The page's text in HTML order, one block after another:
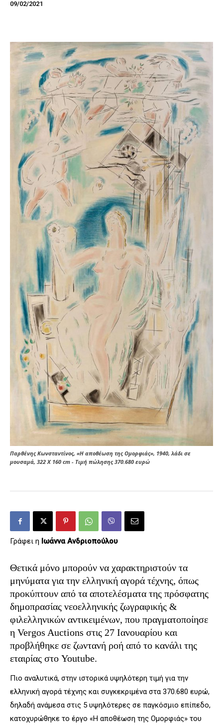
09/02/2021
Παρθένης Κωνσταντίνος, «H αποθέωση της Ομορφιάς», 1940, λάδι σε
μουσαμά, 322 Χ 160 cm - Τιμή πώλησης 370.680 ευρώ
Γράφει η Ιωάννα Ανδριοπούλου
Θετικά μόνο μπορούν να χαρακτηριστούν τα
μηνύματα για την ελληνική αγορά τέχνης, όπως
προκύπτουν από τα αποτελέσματα της πρόσφατης
δημοπρασίας νεοελληνικής ζωγραφικής &
φιλελληνικών αντικειμένων, που πραγματοποίησε
η Vergos Auctions στις 27 Ιανουαρίου και
προβλήθηκε σε ζωντανή ροή από το κανάλι της
εταιρίας στο Youtube.
Πιο αναλυτικά, στην ιστορικά υψηλότερη τιμή για την
ελληνική αγορά τέχνης και συγκεκριμένα στα 370.680 ευρώ,
δηλαδή ανάμεσα στις 5 υψηλότερες σε παγκόσμιο επίπεδο,
κατοχυρώθηκε το έργο «H αποθέωση της Ομορφιάς» του